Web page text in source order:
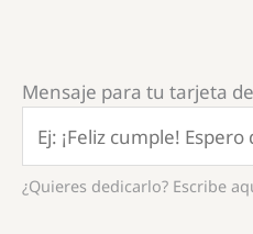
Mensaje para tu tarjeta
¿Quieres dedicarlo? Escribe